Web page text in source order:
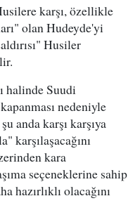
karşı, özellikle
olan Hudeyde'yi
Husiler
halinde Suudi
nedeniyle
anda karşı karşıya
karşılaşacağını
kara
seçeneklerine sahip
hazırlıklı olacağını